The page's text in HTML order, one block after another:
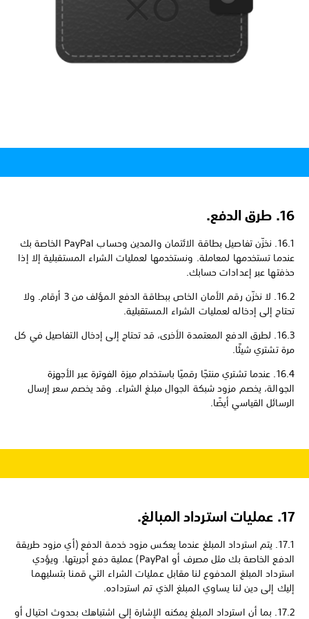
16. طرق الدفع.
16.1. نخزّن تفاصيل بطاقة الائتمان والمدين وحساب PayPal الخاصة بك
عندما تستخدمها لمعاملة. ونستخدمها لعمليات الشراء المستقبلية إلا إذا
حذفتها عبر إعدادات حسابك.
16.2. لا نخزّن رقم الأمان الخاص ببطاقة الدفع المؤلف من 3 أرقام. ولا
تحتاج إلى إدخاله لعمليات الشراء المستقبلية.
16.3. لطرق الدفع المعتمدة الأخرى، قد تحتاج إلى إدخال التفاصيل في كل
مرة تشتري شيئًا.
16.4. عندما تشتري منتجًا رقميًا باستخدام ميزة الفوترة عبر الأجهزة
الجوالة، يخصم مزود شبكة الجوال مبلغ الشراء. وقد يخصم سعر إرسال
الرسائل القياسي أيضًا.
17. عمليات استرداد المبالغ.
17.1. يتم استرداد المبلغ عندما يعكس مزود خدمة الدفع (أي مزود طريقة
الدفع الخاصة بك مثل مصرف أو PayPal) عملية دفع أجريتها. ويؤدي
استرداد المبلغ المدفوع لنا مقابل عمليات الشراء التي قمنا بتسليهما
إليك إلى دين لنا يساوي المبلغ الذي تم استرداده.
17.2. بما أن استرداد المبلغ يمكنه الإشارة إلى اشتباهك بحدوث احتيال أو